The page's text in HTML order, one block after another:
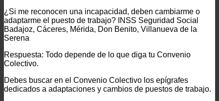
¿Si me reconocen una incapacidad, deben cambiarme o
adaptarme el puesto de trabajo? INSS Seguridad Social
Badajoz, Cáceres, Mérida, Don Benito, Villanueva de la
Serena
Respuesta: Todo depende de lo que diga tu Convenio
Colectivo.
Debes buscar en el Convenio Colectivo los epígrafes
dedicados a adaptaciones y cambios de puestos de trabajo.